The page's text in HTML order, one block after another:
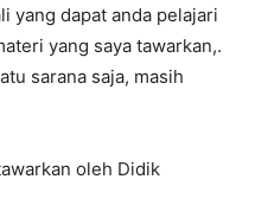
yang dapat anda pelajari
yang saya tawarkan,.
sarana saja, masih
oleh Didik